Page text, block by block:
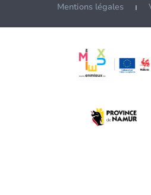
Mentions légales